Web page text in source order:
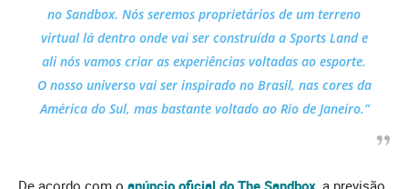
no Sandbox. Nós seremos proprietários de um terreno
virtual lá dentro onde vai ser construída a Sports Land e
ali nós vamos criar as experiências voltadas ao esporte.
O nosso universo vai ser inspirado no Brasil, nas cores da
América do Sul, mas bastante voltado ao Rio de Janeiro.”
De acordo com o anúncio oficial do The Sandbox , a previsão